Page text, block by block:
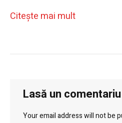
Citeşte mai mult
Lasă un comentariu
Your email address will not be